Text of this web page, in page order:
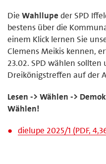
Die Wahllupe der SPD
bestens über die
einem Klick lernen Sie
Clemens Meikis kennen,
23.02. SPD wählen
Dreikönigstreffen auf der
Lesen -> Wählen ->
Wählen!
dielupe 2025/1 (PDF,